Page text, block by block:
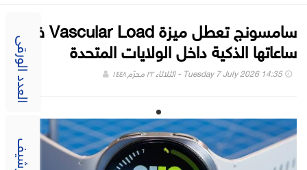
العدد الورقى
سامسونج تعطل ميزة Vascular Load في
ساعاتها الذكية داخل الولايات المتحدة
Tuesday 7 July 2026 14:35 - الثلاثاء ٢٢ محرّم ١٤٤٨